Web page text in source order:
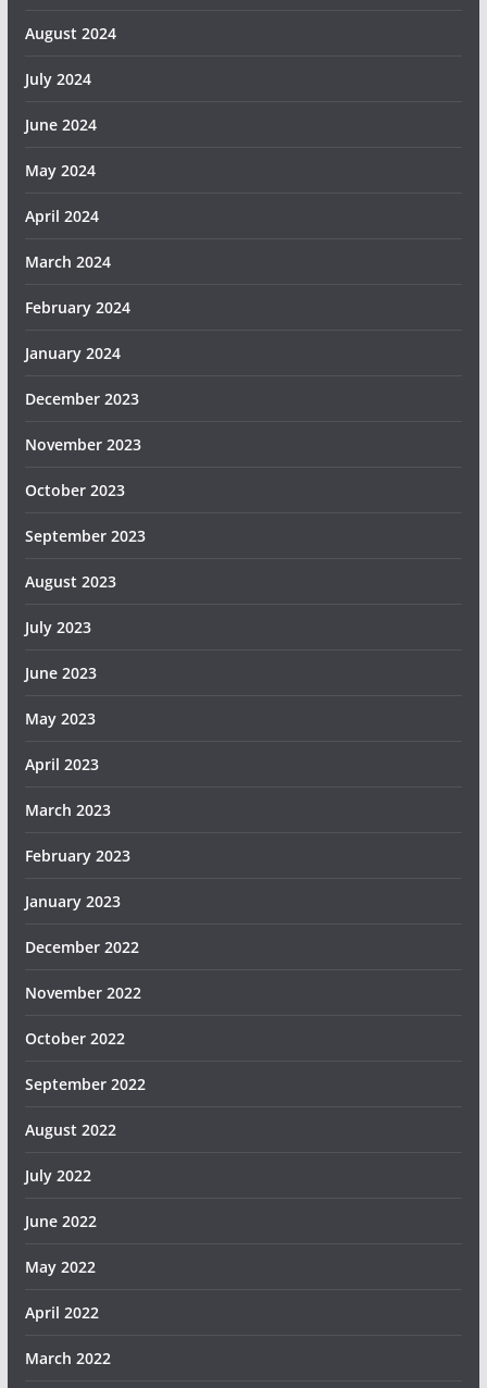
August 2024
July 2024
June 2024
May 2024
April 2024
March 2024
February 2024
January 2024
December 2023
November 2023
October 2023
September 2023
August 2023
July 2023
June 2023
May 2023
April 2023
March 2023
February 2023
January 2023
December 2022
November 2022
October 2022
September 2022
August 2022
July 2022
June 2022
May 2022
April 2022
March 2022